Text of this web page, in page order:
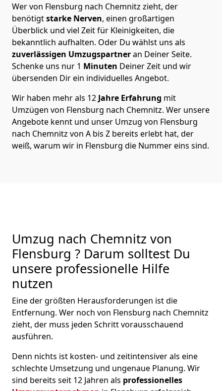
Wer von Flensburg nach Chemnitz zieht, der
benötigtstarke Nerven, einen großartigen
Überblick und viel Zeit für Kleinigkeiten, die
bekanntlich aufhalten. Oder Du wählst uns als
zuverlässigen Umzugspartneran Deiner Seite.
Schenke uns nur 1 Minuten Deiner Zeit und wir
übersenden Dir ein individuelles Angebot.
Wir haben mehr als 12 Jahre Erfahrung mit
Umzügen von Flensburg nach Chemnitz. Wer unsere
Angebote kennt und unser Umzug von Flensburg
nach Chemnitz von A bis Z bereits erlebt hat, der
weiß, warum wir in Flensburg die Nummer eins sind.
Umzug nach Chemnitz von
Flensburg ? Darum solltest Du
unsere professionelle Hilfe
nutzen
Eine der größten Herausforderungen ist die
Entfernung. Wer noch von Flensburg nach Chemnitz
zieht, der muss jeden Schritt vorausschauend
ausführen.
Denn nichts ist kosten- und zeitintensiver als eine
schlechte Umsetzung und ungenaue Planung. Wir
sind bereits seit 12 Jahren als professionelles